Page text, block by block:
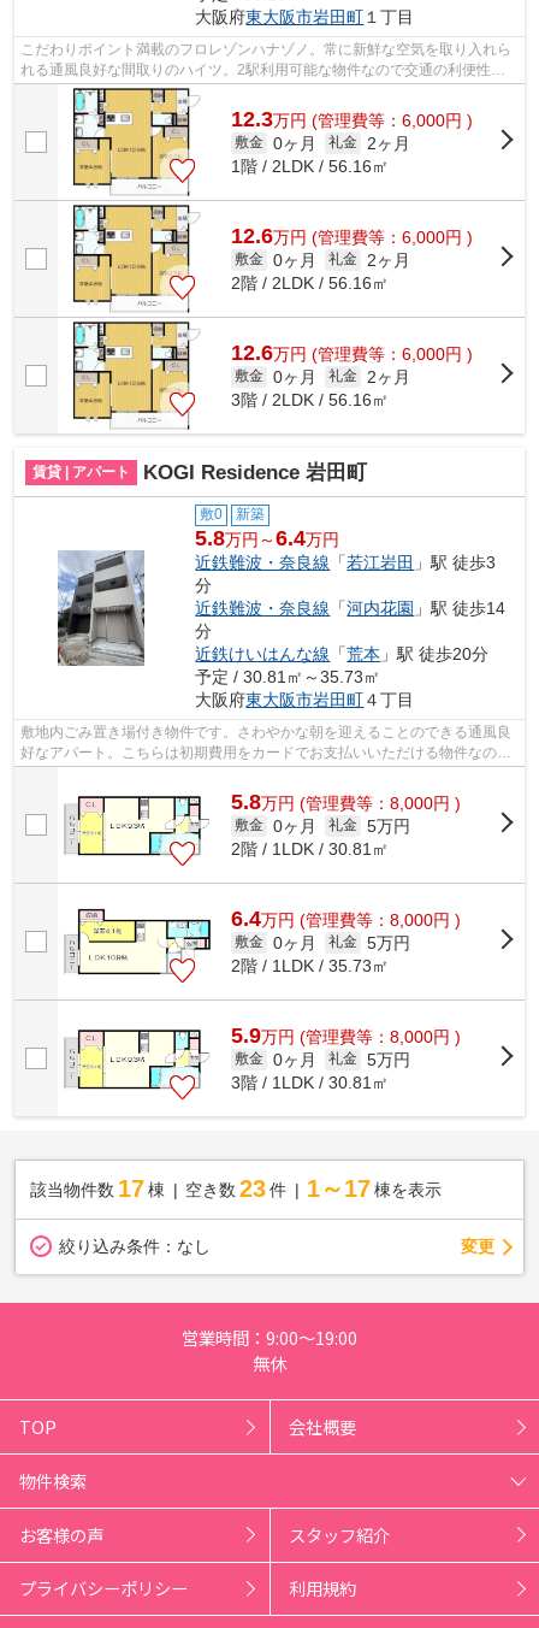
大阪府東大阪市岩田町１丁目
こだわりポイント満載のフロレゾンハナゾノ。常に新鮮な空気を取り入れら
れる通風良好な間取りのハイツ。2駅利用可能な物件なので交通の利便性が
良いのが魅力です。クレジットカードで...
12.3万円 (管理費等：6,000円 )
敷金 0ヶ月 礼金
2ヶ月
1階 / 2LDK / 56.16㎡
12.6万円 (管理費等：6,000円 )
敷金 0ヶ月 礼金
2ヶ月
2階 / 2LDK / 56.16㎡
12.6万円 (管理費等：6,000円 )
敷金 0ヶ月 礼金
2ヶ月
3階 / 2LDK / 56.16㎡
賃貸 | アパート KOGI Residence 岩田町
敷0 新築
5.8万円～6.4万円
近鉄難波・奈良線 「若江岩田 」駅 徒歩3
分
近鉄難波・奈良線 「河内花園 」駅 徒歩14
分
近鉄けいはんな線 「荒本 」駅 徒歩20分
予定 / 30.81㎡～35.73㎡
大阪府東大阪市岩田町４丁目
敷地内ごみ置き場付き物件です。さわやかな朝を迎えることのできる通風良
好なアパート。こちらは初期費用をカードでお支払いいただける物件なの
5.8万円 (管理費等：8,000円 )
敷金 0ヶ月 礼金 5万円
2階 / 1LDK / 30.81㎡
6.4万円 (管理費等：8,000円 )
敷金 0ヶ月 礼金 5万円
2階 / 1LDK / 35.73㎡
5.9万円 (管理費等：8,000円 )
敷金 0ヶ月 礼金 5万円
3階 / 1LDK / 30.81㎡
該当物件数 17棟 空き数 23 件 1～17 棟を表示
絞り込み条件： なし 変更
営業時間：9:00～19:00
無休
TOP 会社概要
物件検索
お客様の声 スタッフ紹介
プライバシーポリシー 利用規約